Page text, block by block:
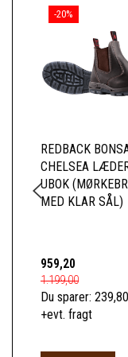
-20%
REDBACK
CHELSEA
UBOK
MED KLAR SÅL)
959,20
1.199,00
Du sparer: 239,80
+evt. fragt